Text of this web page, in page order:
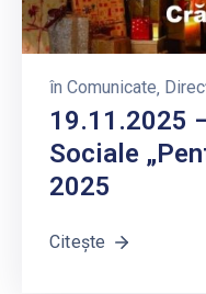
în Comunicate
19.11.2025
Sociale
2025
Citește